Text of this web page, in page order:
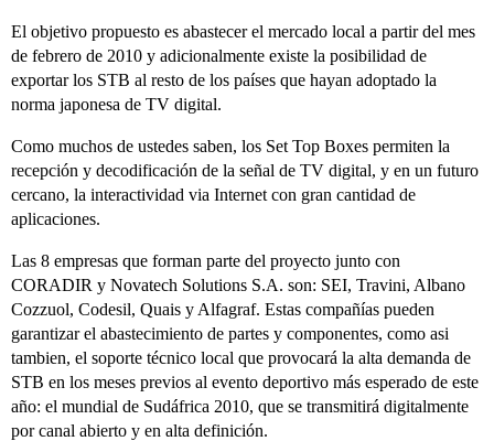
El objetivo propuesto es abastecer el mercado local a partir del mes
de febrero de 2010 y adicionalmente existe la posibilidad de
exportar los STB al resto de los países que hayan adoptado la
norma japonesa de TV digital.
Como muchos de ustedes saben, los Set Top Boxes permiten la
recepción y decodificación de la señal de TV digital, y en un futuro
cercano, la interactividad via Internet con gran cantidad de
aplicaciones.
Las 8 empresas que forman parte del proyecto junto con
CORADIR y Novatech Solutions S.A. son: SEI, Travini, Albano
Cozzuol, Codesil, Quais y Alfagraf. Estas compañías pueden
garantizar el abastecimiento de partes y componentes, como asi
tambien, el soporte técnico local que provocará la alta demanda de
STB en los meses previos al evento deportivo más esperado de este
año: el mundial de Sudáfrica 2010, que se transmitirá digitalmente
por canal abierto y en alta definición.